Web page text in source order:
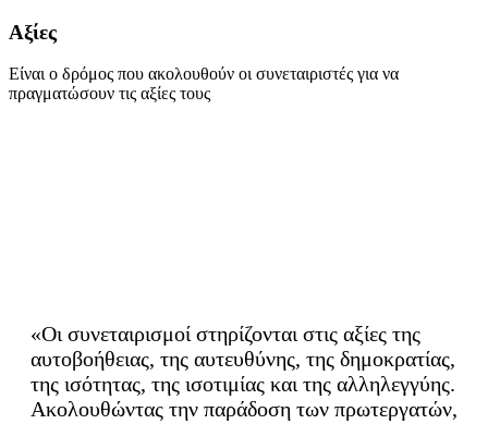
Αξίες
Eίναι ο δρόμος που ακολουθούν οι συνεταιριστές για να
πραγματώσουν τις αξίες τους
«Οι συνεταιρισμοί στηρίζονται στις αξίες της
αυτοβοήθειας, της αυτευθύνης, της δημοκρατίας,
της ισότητας, της ισοτιμίας και της αλληλεγγύης.
Ακολουθώντας την παράδοση των πρωτεργατών,